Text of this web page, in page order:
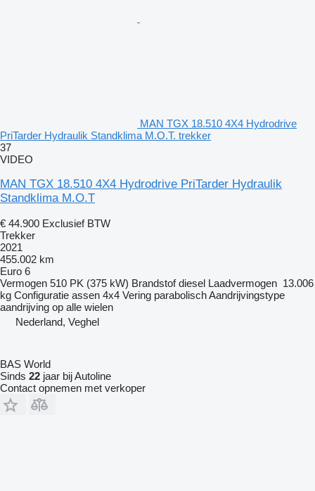
MAN TGX 18.510 4X4 Hydrodrive
PriTarder Hydraulik Standklima M.O.T. trekker
37
VIDEO
MAN TGX 18.510 4X4 Hydrodrive PriTarder Hydraulik
Standklima M.O.T
€ 44.900 Exclusief BTW
Trekker
2021
455.002 km
Euro 6
Vermogen 510 PK (375 kW) Brandstof diesel Laadvermogen 13.006
kg Configuratie assen 4x4 Vering parabolischAandrijvingstype
aandrijving op alle wielen
Nederland, Veghel
BAS World
Sinds 22 jaar bij Autoline
Contact opnemen met verkoper